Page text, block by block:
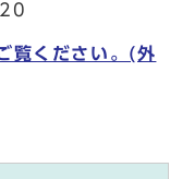
覧ください。(外